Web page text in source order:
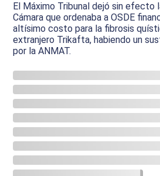
El Máximo Tribunal dejó sin efecto
Cámara que ordenaba a OSDE
altísimo costo para la fibrosis
extranjero Trikafta, habiendo un
por la ANMAT.